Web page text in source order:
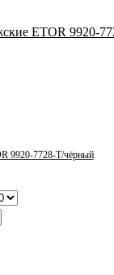
9920-7728-Т/чёрный